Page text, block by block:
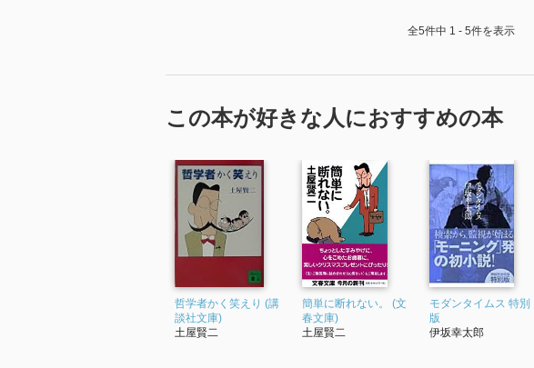
全5件中 1 - 5件を表示
この本が好きな人におすすめの本
哲学者かく笑えり (講
談社文庫)
土屋賢二
簡単に断れない。 (文
春文庫)
土屋賢二
モダンタイムス 特別
版
伊坂幸太郎